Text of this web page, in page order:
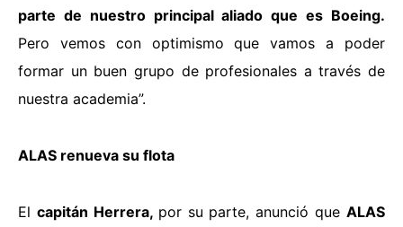
parte de nuestro principal aliado que es Boeing.
Pero vemos con optimismo que vamos a poder
formar un buen grupo de profesionales a través de
nuestra academia”.
ALAS renueva su flota
El capitán Herrera, por su parte, anunció que ALAS